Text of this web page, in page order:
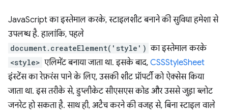
JavaScript का इस्तेमाल करके, स्टाइलशीट बनाने की सुविधा हमेशा से
उपलब्ध है. हालांकि, पहले
document.createElement('style') का इस्तेमाल करके
<style> एलिमेंट बनाया जाता था. इसके बाद, CSSStyleSheet
इंस्टेंस का रेफ़रंस पाने के लिए, उसकी शीट प्रॉपर्टी को ऐक्सेस किया
जाता था. इस तरीके से, डुप्लीकेट सीएसएस कोड और उससे जुड़ा ब्लोट
जनरेट हो सकता है. साथ ही, अटैच करने की वजह से, बिना स्टाइल वाले